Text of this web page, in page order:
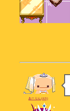
あーりん(AN)